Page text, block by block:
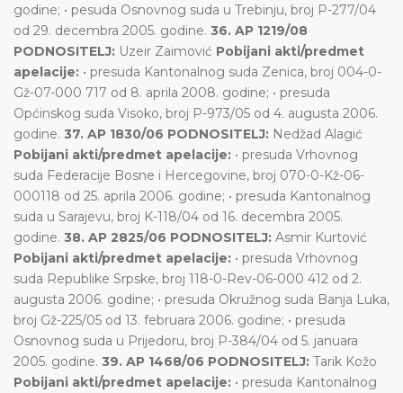
godine; • pesuda Osnovnog suda u Trebinju, broj P-277/04
od 29. decembra 2005. godine. 36. AP 1219/08
PODNOSITELJ: Uzeir Zaimović Pobijani akti/predmet
apelacije: • presuda Kantonalnog suda Zenica, broj 004-0-
Gž-07-000 717 od 8. aprila 2008. godine; • presuda
Općinskog suda Visoko, broj P-973/05 od 4. augusta 2006.
godine. 37. AP 1830/06 PODNOSITELJ: Nedžad Alagić
Pobijani akti/predmet apelacije: • presuda Vrhovnog
suda Federacije Bosne i Hercegovine, broj 070-0-Kž-06-
000118 od 25. aprila 2006. godine; • presuda Kantonalnog
suda u Sarajevu, broj K-118/04 od 16. decembra 2005.
godine. 38. AP 2825/06 PODNOSITELJ: Asmir Kurtović
Pobijani akti/predmet apelacije: • presuda Vrhovnog
suda Republike Srpske, broj 118-0-Rev-06-000 412 od 2.
augusta 2006. godine; • presuda Okružnog suda Banja Luka,
broj Gž-225/05 od 13. februara 2006. godine; • presuda
Osnovnog suda u Prijedoru, broj P-384/04 od 5. januara
2005. godine. 39. AP 1468/06 PODNOSITELJ: Tarik Kožo
Pobijani akti/predmet apelacije: • presuda Kantonalnog